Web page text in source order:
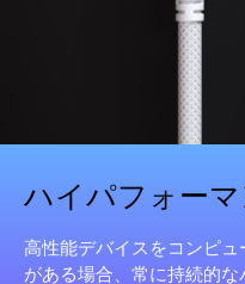
ハイパフォーマ
高性能デバイスをコンピ
がある場合、常に持続的